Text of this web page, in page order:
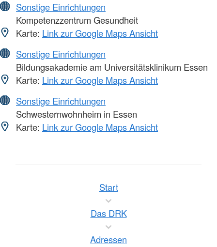
Sonstige Einrichtungen
Kompetenzzentrum Gesundheit
Karte: Link zur Google Maps Ansicht
Sonstige Einrichtungen
Bildungsakademie am Universitätsklinikum Essen
Karte: Link zur Google Maps Ansicht
Sonstige Einrichtungen
Schwesternwohnheim in Essen
Karte: Link zur Google Maps Ansicht
Start
Das DRK
Adressen